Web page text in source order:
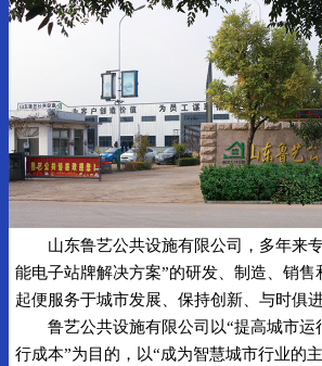
山东鲁艺公共设施有限公司，多年来
能电子站牌解决方案”的研发、制造、销售
起便服务于城市发展、保持创新、与时俱进
鲁艺公共设施有限公司以“提高城市运
行成本”为目的，以“成为智慧城市行业的